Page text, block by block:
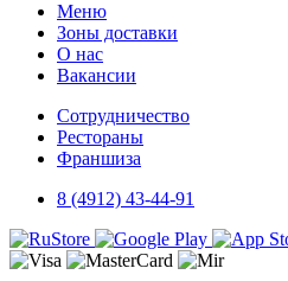
Меню
Зоны доставки
О нас
Вакансии
Сотрудничество
Рестораны
Франшиза
8 (4912) 43-44-91